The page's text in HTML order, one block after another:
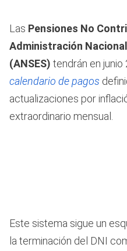
Las Pensiones No
Administración
(ANSES) tendrán en
calendario de pagos
actualizaciones por
extraordinario mensual.
Este sistema sigue un
la terminación del DNI